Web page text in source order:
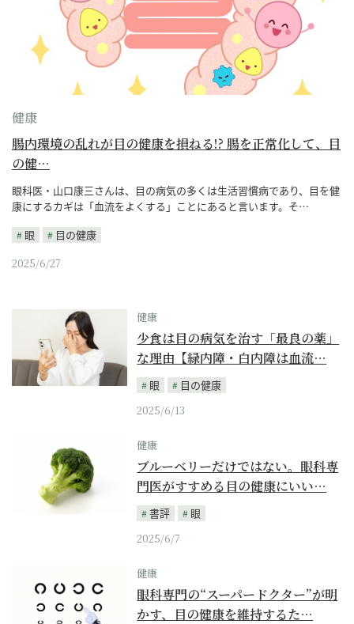
健康
腸内環境の乱れが目の健康を損ねる!? 腸を正常化して、目
の健…
眼科医・山口康三さんは、目の病気の多くは生活習慣病であり、目を健
康にするカギは「血流をよくする」ことにあると言います。そ…
眼
目の健康
2025/6/27
健康
少食は目の病気を治す「最良の薬」
な理由【緑内障・白内障は血流…
眼
目の健康
2025/6/13
健康
ブルーベリーだけではない。眼科専
門医がすすめる目の健康にいい…
書評
眼
2025/6/7
健康
眼科専門の“スーパードクター”が明
かす、目の健康を維持するた…